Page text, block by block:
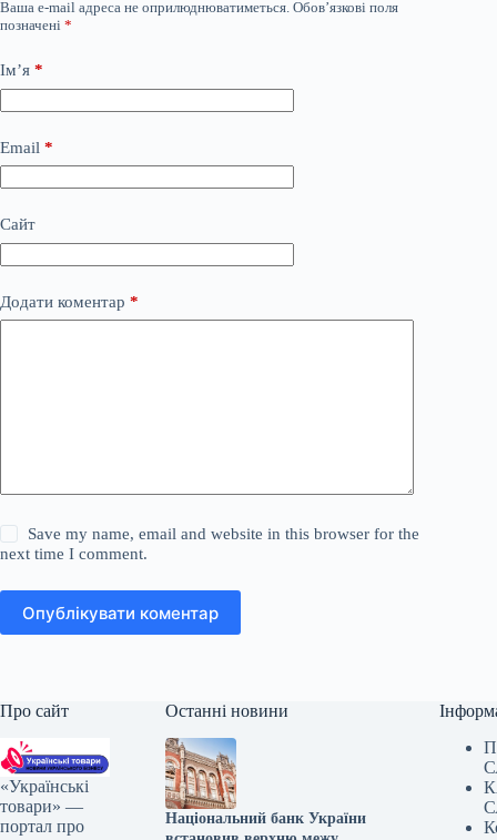
Ваша e-mail адреса не оприлюднюватиметься. Обов’язкові поля
позначені *
Ім’я *
Email *
Сайт
Додати коментар *
Save my name, email and website in this browser for the
next time I comment.
Опублікувати коментар
Про сайт
«Українські
товари» —
портал про
Останні новини
Національний банк України